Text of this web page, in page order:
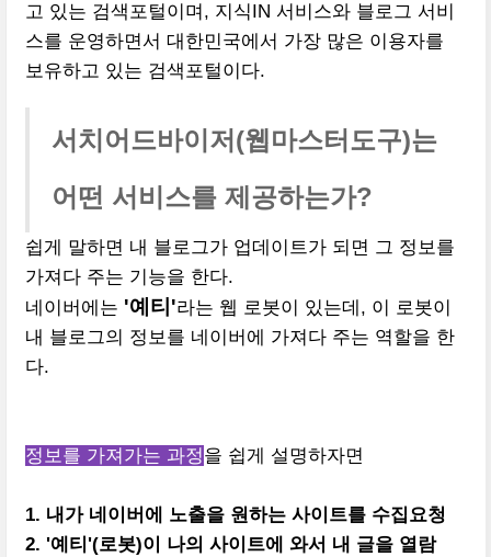
고 있는 검색포털이며, 지식IN 서비스와 블로그 서비
스를 운영하면서 대한민국에서 가장 많은 이용자를
보유하고 있는 검색포털이다.
서치어드바이저(웹마스터도구)는
어떤 서비스를 제공하는가?
쉽게 말하면 내 블로그가 업데이트가 되면 그 정보를
가져다 주는 기능을 한다.
네이버에는 '예티'라는 웹 로봇이 있는데, 이 로봇이
내 블로그의 정보를 네이버에 가져다 주는 역할을 한
다.
정보를 가져가는 과정을 쉽게 설명하자면
1. 내가 네이버에 노출을 원하는 사이트를 수집요청
2. '예티'(로봇)이 나의 사이트에 와서 내 글을 열람